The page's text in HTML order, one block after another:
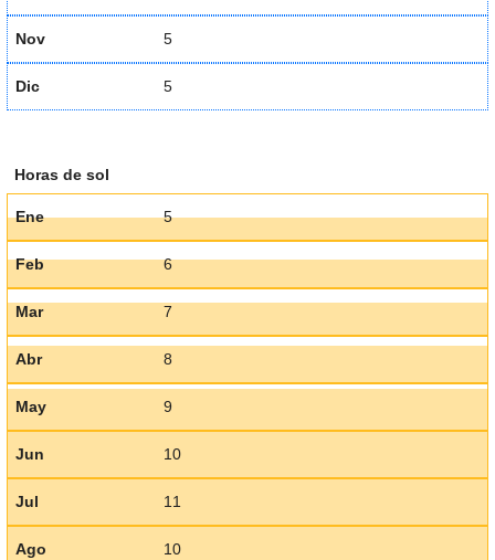
Nov 5
Dic 5
Horas de sol
Ene 5
Feb 6
Mar 7
Abr 8
May 9
Jun 10
Jul 11
Ago 10